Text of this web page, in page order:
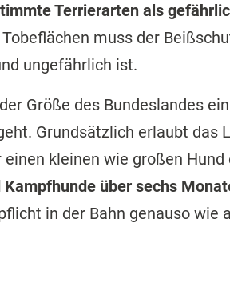
Terrierarten als
muss der
ungefährlich ist.
Größe des Bundeslandes ein
Grundsätzlich erlaubt das
kleinen wie großen Hund
über sechs
in der Bahn genauso wie